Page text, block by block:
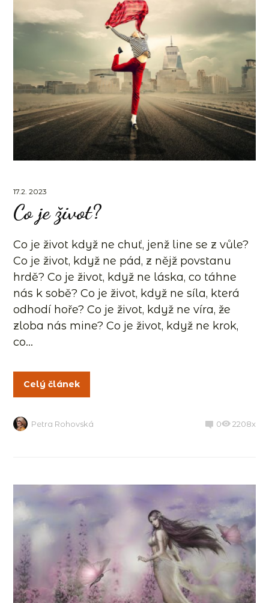
17.2. 2023
Co je život?
Co je život když ne chuť, jenž line se z vůle?
Co je život, když ne pád, z nějž povstanu
hrdě? Co je život, když ne láska, co táhne
nás k sobě? Co je život, když ne síla, která
odhodí hoře? Co je život, když ne víra, že
zloba nás mine? Co je život, když ne krok,
co...
Celý článek
Petra Rohovská 0 2208x